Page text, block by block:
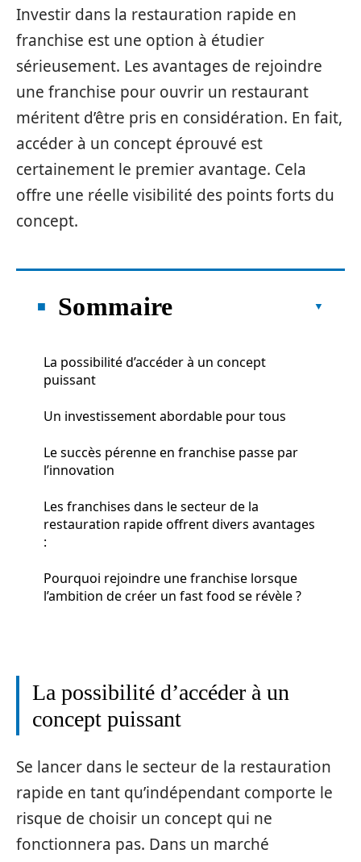
Investir dans la restauration rapide en
franchise est une option à étudier
sérieusement. Les avantages de rejoindre
une franchise pour ouvrir un restaurant
méritent d’être pris en considération. En fait,
accéder à un concept éprouvé est
certainement le premier avantage. Cela
offre une réelle visibilité des points forts du
concept.
Sommaire
La possibilité d’accéder à un concept
puissant
Un investissement abordable pour tous
Le succès pérenne en franchise passe par
l’innovation
Les franchises dans le secteur de la
restauration rapide offrent divers avantages
:
Pourquoi rejoindre une franchise lorsque
l’ambition de créer un fast food se révèle ?
La possibilité d’accéder à un
concept puissant
Se lancer dans le secteur de la restauration
rapide en tant qu’indépendant comporte le
risque de choisir un concept qui ne
fonctionnera pas. Dans un marché